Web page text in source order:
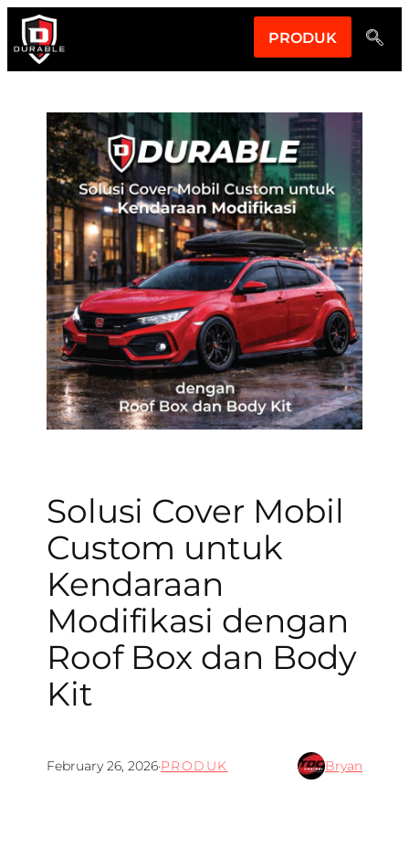
PRODUK
Solusi Cover Mobil
Custom untuk
Kendaraan
Modifikasi dengan
Roof Box dan Body
Kit
February 26, 2026·PRODUK Bryan